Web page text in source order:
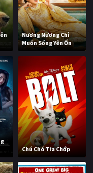
Nương Nương Chỉ
Muốn Sống Yên Ổn
Chú Chó Tia Chớp